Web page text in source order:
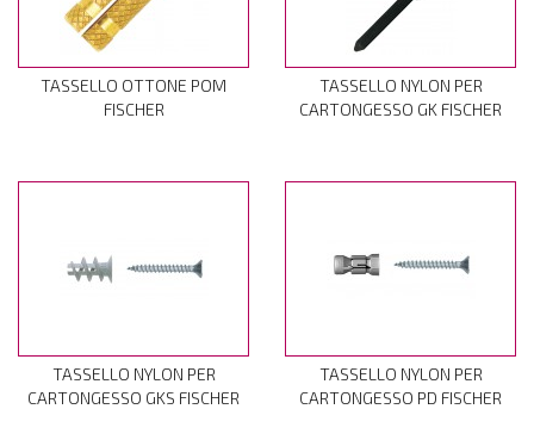
TASSELLO OTTONE POM
FISCHER
TASSELLO NYLON PER
CARTONGESSO GK FISCHER
TASSELLO NYLON PER
CARTONGESSO GKS FISCHER
TASSELLO NYLON PER
CARTONGESSO PD FISCHER